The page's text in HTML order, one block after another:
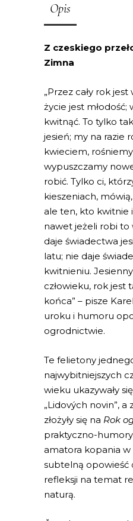
Opis
Z czeskiego
Zimna
„Przez cały rok jest
życie jest młodość;
kwitnąć. To tylko
jesień; my na razie
kwieciem,
wypuszczamy
robić. Tylko ci,
kieszeniach,
ale ten, kto kwitnie
nawet jeżeli robi to
daje świadectwa
latu; nie daje
kwitnieniu.
człowieku, rok jest
końca” – pisze
uroku i humoru
ogrodnictwie.
Te felietony
najwybitniejszych
wieku ukazywały
„Lidových novin”,
złożyły się na Rok
praktyczno-
amatora kopania w
subtelną opowieść
refleksji na temat
naturą.